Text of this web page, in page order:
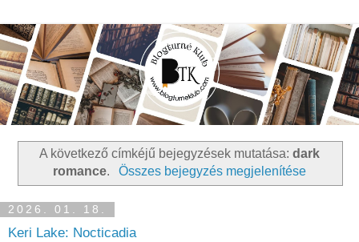
A következő címkéjű bejegyzések mutatása: dark
romance. Összes bejegyzés megjelenítése
2026. 01. 18.
Keri Lake: Nocticadia